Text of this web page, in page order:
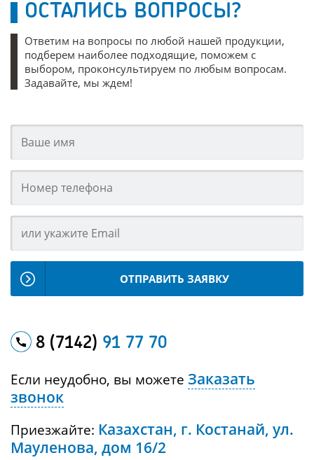
ОСТАЛИСЬ ВОПРОСЫ?
Ответим на вопросы по любой нашей продукции,
подберем наиболее подходящие, поможем с
выбором, проконсультируем по любым вопросам.
Задавайте, мы ждем!
ОТПРАВИТЬ ЗАЯВКУ
8 (7142) 91 77 70
Если неудобно, вы можете Заказать
звонок
Приезжайте: Казахстан, г. Костанай, ул.
Мауленова, дом 16/2